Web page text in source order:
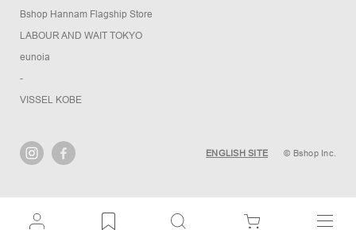
Bshop Hannam Flagship Store
LABOUR AND WAIT TOKYO
eunoia
-
VISSEL KOBE
ENGLISH SITE © Bshop Inc.